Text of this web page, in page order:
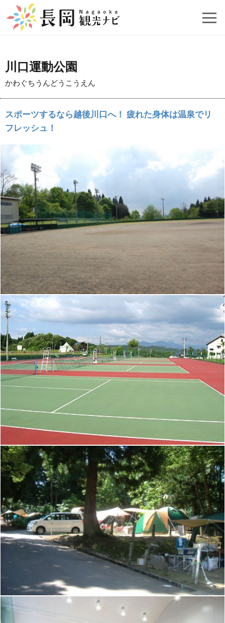
川口運動公園
かわぐちうんどうこうえん
スポーツするなら越後川口へ！ 疲れた身体は温泉でリ
フレッシュ！